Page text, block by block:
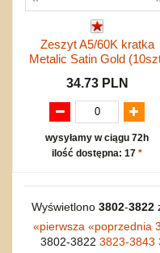
Zeszyt A5/60K kratka
Metalic Satin Gold
34.73 PLN
wysyłamy w ciągu 72h
ilość dostępna: 17 *
Wyświetlono 3802-3822
«pierwsza «poprzednia
3802-3822 3823-3843